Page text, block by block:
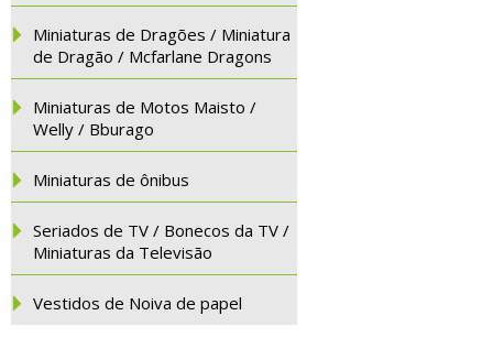
Miniaturas de Dragões / Miniatura
de Dragão / Mcfarlane Dragons
Miniaturas de Motos Maisto /
Welly / Bburago
Miniaturas de ônibus
Seriados de TV / Bonecos da TV /
Miniaturas da Televisão
Vestidos de Noiva de papel